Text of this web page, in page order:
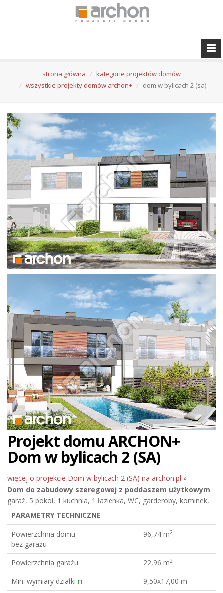
strona główna
kategorie projektów domów
wszystkie projekty domów archon+
dom w bylicach 2 (sa)
Projekt domu ARCHON+
Dom w bylicach 2 (SA)
więcej o projekcie Dom w bylicach 2 (SA) na archon.pl »
Dom do zabudowy szeregowej z poddaszem użytkowym
garaż, 5 pokoi, 1 kuchnia, 1 łazienka, WC, garderoby, kominek,
PARAMETRY TECHNICZNE
Powierzchnia domu
bez garażu
96,74 m2
Powierzchnia garażu 22,96 m2
Min. wymiary działki [i]
9,50x17,00 m